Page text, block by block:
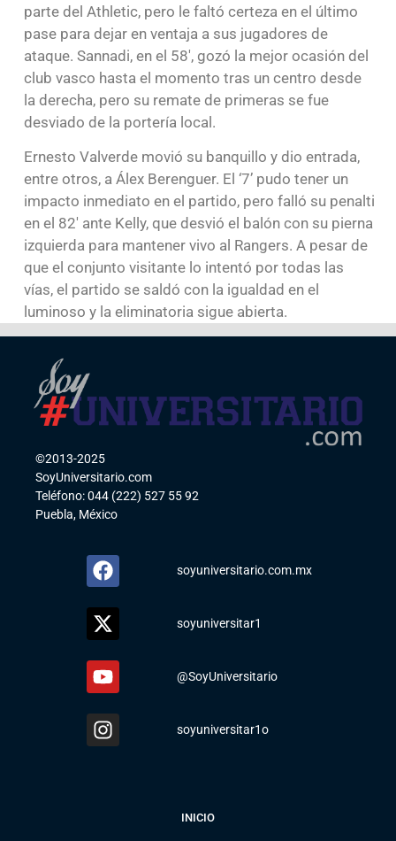
parte del Athletic, pero le faltó certeza en el último
pase para dejar en ventaja a sus jugadores de
ataque. Sannadi, en el 58′, gozó la mejor ocasión del
club vasco hasta el momento tras un centro desde
la derecha, pero su remate de primeras se fue
desviado de la portería local.
Ernesto Valverde movió su banquillo y dio entrada,
entre otros, a Álex Berenguer. El ‘7’ pudo tener un
impacto inmediato en el partido, pero falló su penalti
en el 82′ ante Kelly, que desvió el balón con su pierna
izquierda para mantener vivo al Rangers. A pesar de
que el conjunto visitante lo intentó por todas las
vías, el partido se saldó con la igualdad en el
luminoso y la eliminatoria sigue abierta.
©2013-2025
SoyUniversitario.com
Teléfono: 044 (222) 527 55 92
Puebla, México
soyuniversitario.com.mx
soyuniversitar1
@SoyUniversitario
soyuniversitar1o
INICIO